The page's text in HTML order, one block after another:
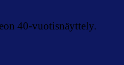
40-vuotisnäyttely.